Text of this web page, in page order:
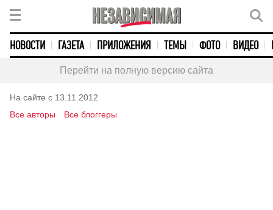
НОВОСТИ ГАЗЕТА ПРИЛОЖЕНИЯ ТЕМЫ ФОТО ВИДЕО
Перейти на полную версию сайта
На сайте с 13.11.2012
Все авторы
Все блоггеры